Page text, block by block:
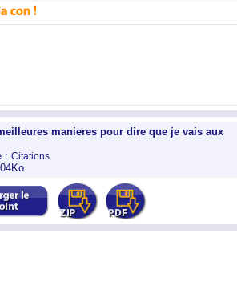
manieres pour dire que je vais aux
: Citations